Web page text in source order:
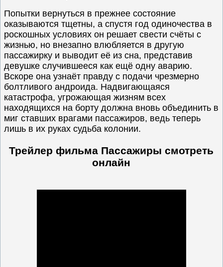
Попытки вернуться в прежнее состояние
оказываются тщетны, а спустя год одиночества в
роскошных условиях он решает свести счёты с
жизнью, но внезапно влюбляется в другую
пассажирку и выводит её из сна, представив
девушке случившееся как ещё одну аварию.
Вскоре она узнаёт правду с подачи чрезмерно
болтливого андроида. Надвигающаяся
катастрофа, угрожающая жизням всех
находящихся на борту должна вновь объединить в
миг ставших врагами пассажиров, ведь теперь
лишь в их руках судьба колонии.
Трейлер фильма Пассажиры смотреть
онлайн